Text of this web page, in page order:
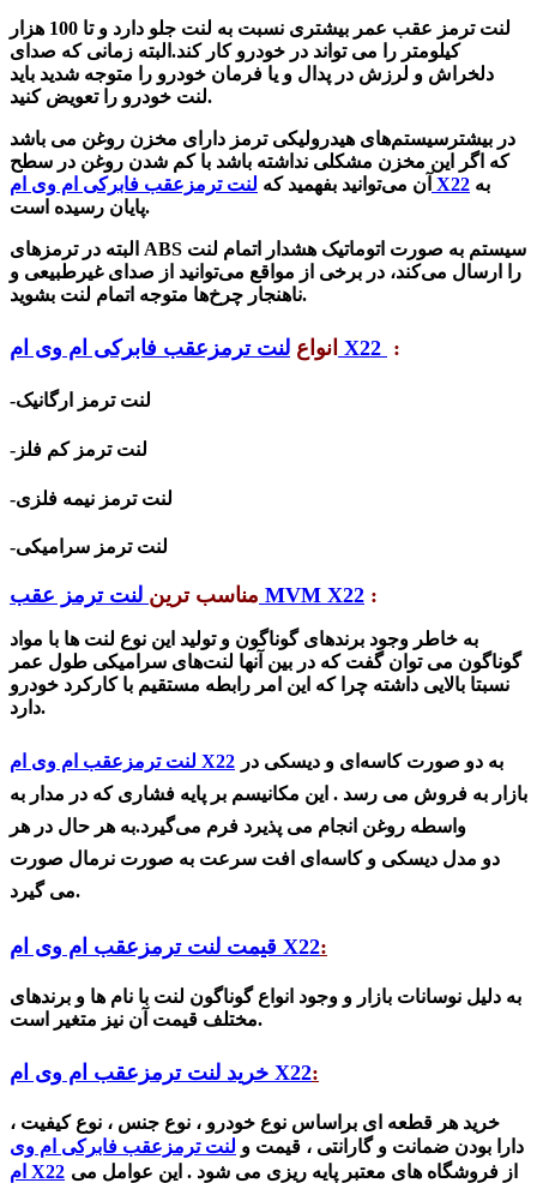
لنت ترمز عقب عمر بیشتری نسبت به لنت جلو دارد و تا 100 هزار
کیلومتر را می تواند در خودرو کار کند.البته زمانی که صدای
دلخراش و لرزش در پدال و یا فرمان خودرو را متوجه شدید باید
لنت خودرو را تعویض کنید.
در بیشترسیستم‌های هیدرولیکی ترمز دارای مخزن روغن می باشد
که اگر این مخزن مشکلی نداشته باشد با کم شدن روغن در سطح
آن می‌توانید بفهمید که لنت ترمزعقب فابرکی ام وی ام X22 به
پایان رسیده است.
البته در ترمزهای ABS سیستم به صورت اتوماتیک هشدار اتمام لنت
را ارسال می‌کند، در برخی از مواقع می‌توانید از صدای غیرطبیعی و
ناهنجار چرخ‌ها متوجه اتمام لنت بشوید.
انواع لنت ترمزعقب فابرکی ام وی ام X22 :
-لنت ترمز ارگانیک
-لنت ترمز کم فلز
-لنت ترمز نیمه فلزی
-لنت ترمز سرامیکی
مناسب ترین لنت ترمز عقب MVM X22 :
به خاطر وجود برندهای گوناگون و تولید این نوع لنت ها با مواد
گوناگون می توان گفت که در بین آنها لنت‌های سرامیکی طول عمر
نسبتا بالایی داشته چرا که این امر رابطه مستقیم با کارکرد خودرو
دارد.
لنت ترمزعقب ام وی ام X22 به دو صورت کاسه‌ای و دیسکی در
بازار به فروش می رسد . این مکانیسم بر پایه فشاری که در مدار به
واسطه روغن انجام می پذیرد فرم می‌گیرد.به هر حال در هر
دو مدل دیسکی و کاسه‌ای افت سرعت به صورت نرمال صورت
می گیرد.
قیمت لنت ترمزعقب ام وی ام X22:
به دلیل نوسانات بازار و وجود انواع گوناگون لنت با نام ها و برندهای
مختلف قیمت آن نیز متغیر است.
خرید لنت ترمزعقب ام وی ام X22:
خرید هر قطعه ای براساس نوع خودرو ، نوع جنس ، نوع کیفیت ،
دارا بودن ضمانت و گارانتی ، قیمت و لنت ترمزعقب فابرکی ام وی
ام X22 از فروشگاه های معتبر پایه ریزی می شود . این عوامل می